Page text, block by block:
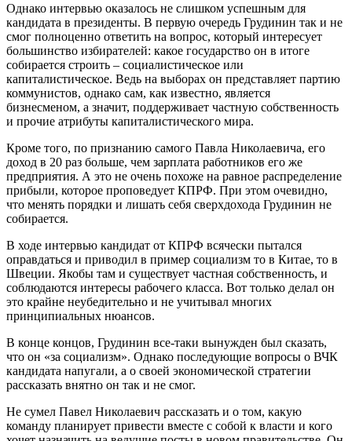
Однако интервью оказалось не слишком успешным для
кандидата в президенты. В первую очередь Грудинин так и не
смог полноценно ответить на вопрос, который интересует
большинство избирателей: какое государство он в итоге
собирается строить – социалистическое или
капиталистическое. Ведь на выборах он представляет партию
коммунистов, однако сам, как известно, является
бизнесменом, а значит, поддерживает частную собственность
и прочие атрибуты капиталистического мира.
Кроме того, по признанию самого Павла Николаевича, его
доход в 20 раз больше, чем зарплата работников его же
предприятия. А это не очень похоже на равное распределение
прибыли, которое проповедует КПРФ. При этом очевидно,
что менять порядки и лишать себя сверхдохода Грудинин не
собирается.
В ходе интервью кандидат от КПРФ всячески пытался
оправдаться и приводил в пример социализм то в Китае, то в
Швеции. Якобы там и существует частная собственность, и
соблюдаются интересы рабочего класса. Вот только делал он
это крайне неубедительно и не учитывал многих
принципиальных нюансов.
В конце концов, Грудинин все-таки вынужден был сказать,
что он «за социализм». Однако последующие вопросы о ВЧК
кандидата напугали, а о своей экономической стратегии
рассказать внятно он так и не смог.
Не сумел Павел Николаевич рассказать и о том, какую
команду планирует привести вместе с собой к власти и кого